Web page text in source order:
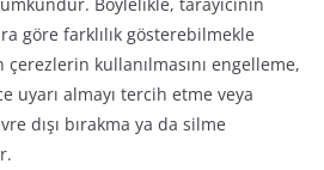
göre farklılık gösterebilmekle
kullanılmasını engelleme,
uyarı almayı tercih etme veya
dışı bırakma ya da silme